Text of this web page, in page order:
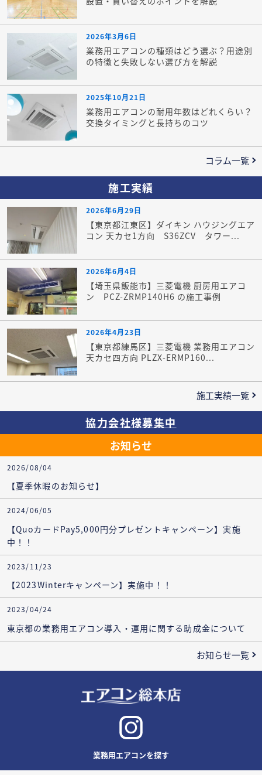
2026年3月6日
業務用エアコンの種類はどう選ぶ？用途別
の特徴と失敗しない選び方を解説
2025年10月21日
業務用エアコンの耐用年数はどれくらい？
交換タイミングと長持ちのコツ
コラム一覧
施工実績
2026年6月29日
【東京都江東区】ダイキン ハウジングエア
コン 天カセ1方向 S36ZCV タワー...
2026年6月4日
【埼玉県飯能市】三菱電機 厨房用エアコ
ン PCZ-ZRMP140H6 の施工事例
2026年4月23日
【東京都練馬区】三菱電機 業務用エアコン
天カセ四方向 PLZX-ERMP160...
施工実績一覧
協力会社様募集中
お知らせ
2026/08/04
【夏季休暇のお知らせ】
2024/06/05
【QuoカードPay5,000円分プレゼントキャンペーン】実施
中！！
2023/11/23
【2023Winterキャンペーン】実施中！！
2023/04/24
東京都の業務用エアコン導入・運用に関する助成金について
お知らせ一覧
業務用エアコンを探す